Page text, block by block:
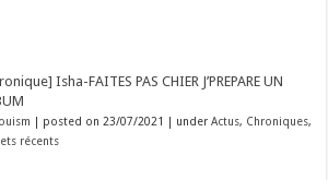
Isha-FAITES PAS CHIER J’PREPARE UN
| posted on 23/07/2021 | underActus, Chroniques,
récents